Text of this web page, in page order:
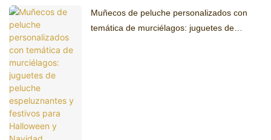
Muñecos de peluche personalizados con
temática de murciélagos: juguetes de